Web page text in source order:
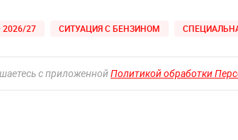
27 СИТУАЦИЯ С БЕНЗИНОМ
с приложеннойПолитикой обработки